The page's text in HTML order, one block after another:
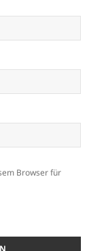
Browser für